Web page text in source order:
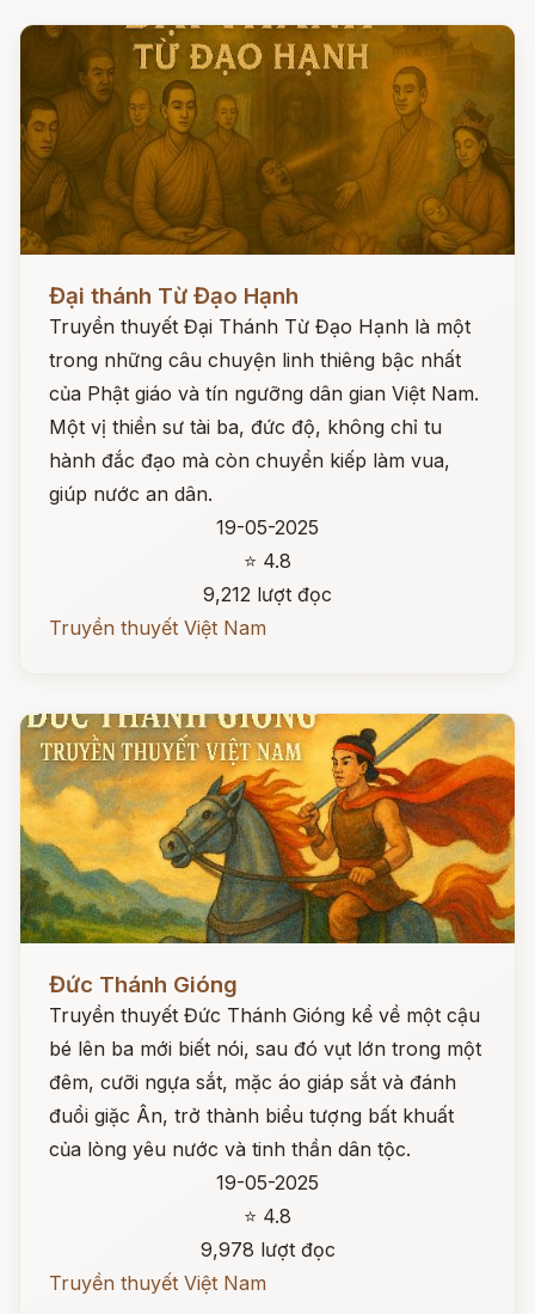
Đại thánh Từ Đạo Hạnh
Truyền thuyết Đại Thánh Từ Đạo Hạnh là một
trong những câu chuyện linh thiêng bậc nhất
của Phật giáo và tín ngưỡng dân gian Việt Nam.
Một vị thiền sư tài ba, đức độ, không chỉ tu
hành đắc đạo mà còn chuyển kiếp làm vua,
giúp nước an dân.
19-05-2025
⭐ 4.8
9,212 lượt đọc
Truyền thuyết Việt Nam
Đức Thánh Gióng
Truyền thuyết Đức Thánh Gióng kể về một cậu
bé lên ba mới biết nói, sau đó vụt lớn trong một
đêm, cưỡi ngựa sắt, mặc áo giáp sắt và đánh
đuổi giặc Ân, trở thành biểu tượng bất khuất
của lòng yêu nước và tinh thần dân tộc.
19-05-2025
⭐ 4.8
9,978 lượt đọc
Truyền thuyết Việt Nam